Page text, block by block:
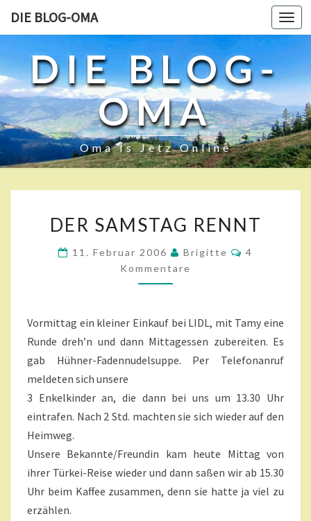
DIE BLOG-OMA
DIE BLOG-
OMA
Oma Is Jetz Online
E
S
A
M
A
G
R
T
>
DER SAMSTAG RENNT
11. Februar 2006 Brigitte
K
O
A
E
4
Kommentare
Vormittag ein kleiner Einkauf bei LIDL, mit Tamy eine
Runde dreh’n und dann Mittagessen zubereiten. Es
gab Hühner-Fadennudelsuppe. Per Telefonanruf
meldeten sich unsere
3 Enkelkinder an, die dann bei uns um 13.30 Uhr
eintrafen. Nach 2 Std. machten sie sich wieder auf den
Heimweg.
Unsere Bekannte/Freundin kam heute Mittag von
ihrer Türkei-Reise wieder und dann saßen wir ab 15.30
Uhr beim Kaffee zusammen, denn sie hatte ja viel zu
erzählen.